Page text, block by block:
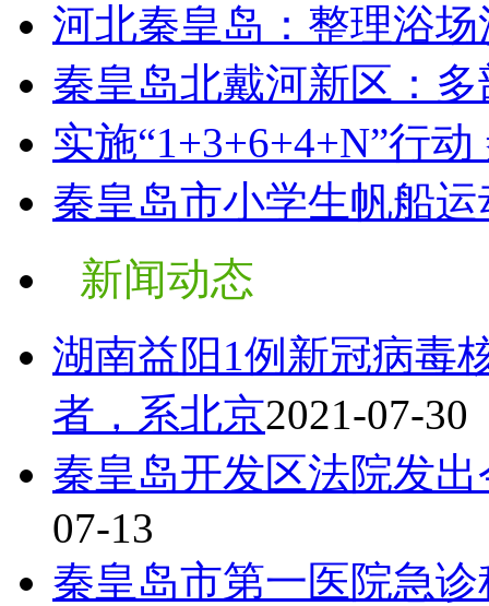
河北秦皇岛：整理浴场
秦皇岛北戴河新区：多
实施“1+3+6+4+N”行动
秦皇岛市小学生帆船运
新闻动态
湖南益阳1例新冠病毒
者，系北京2021-07-30
秦皇岛开发区法院发
07-13
秦皇岛市第一医院急